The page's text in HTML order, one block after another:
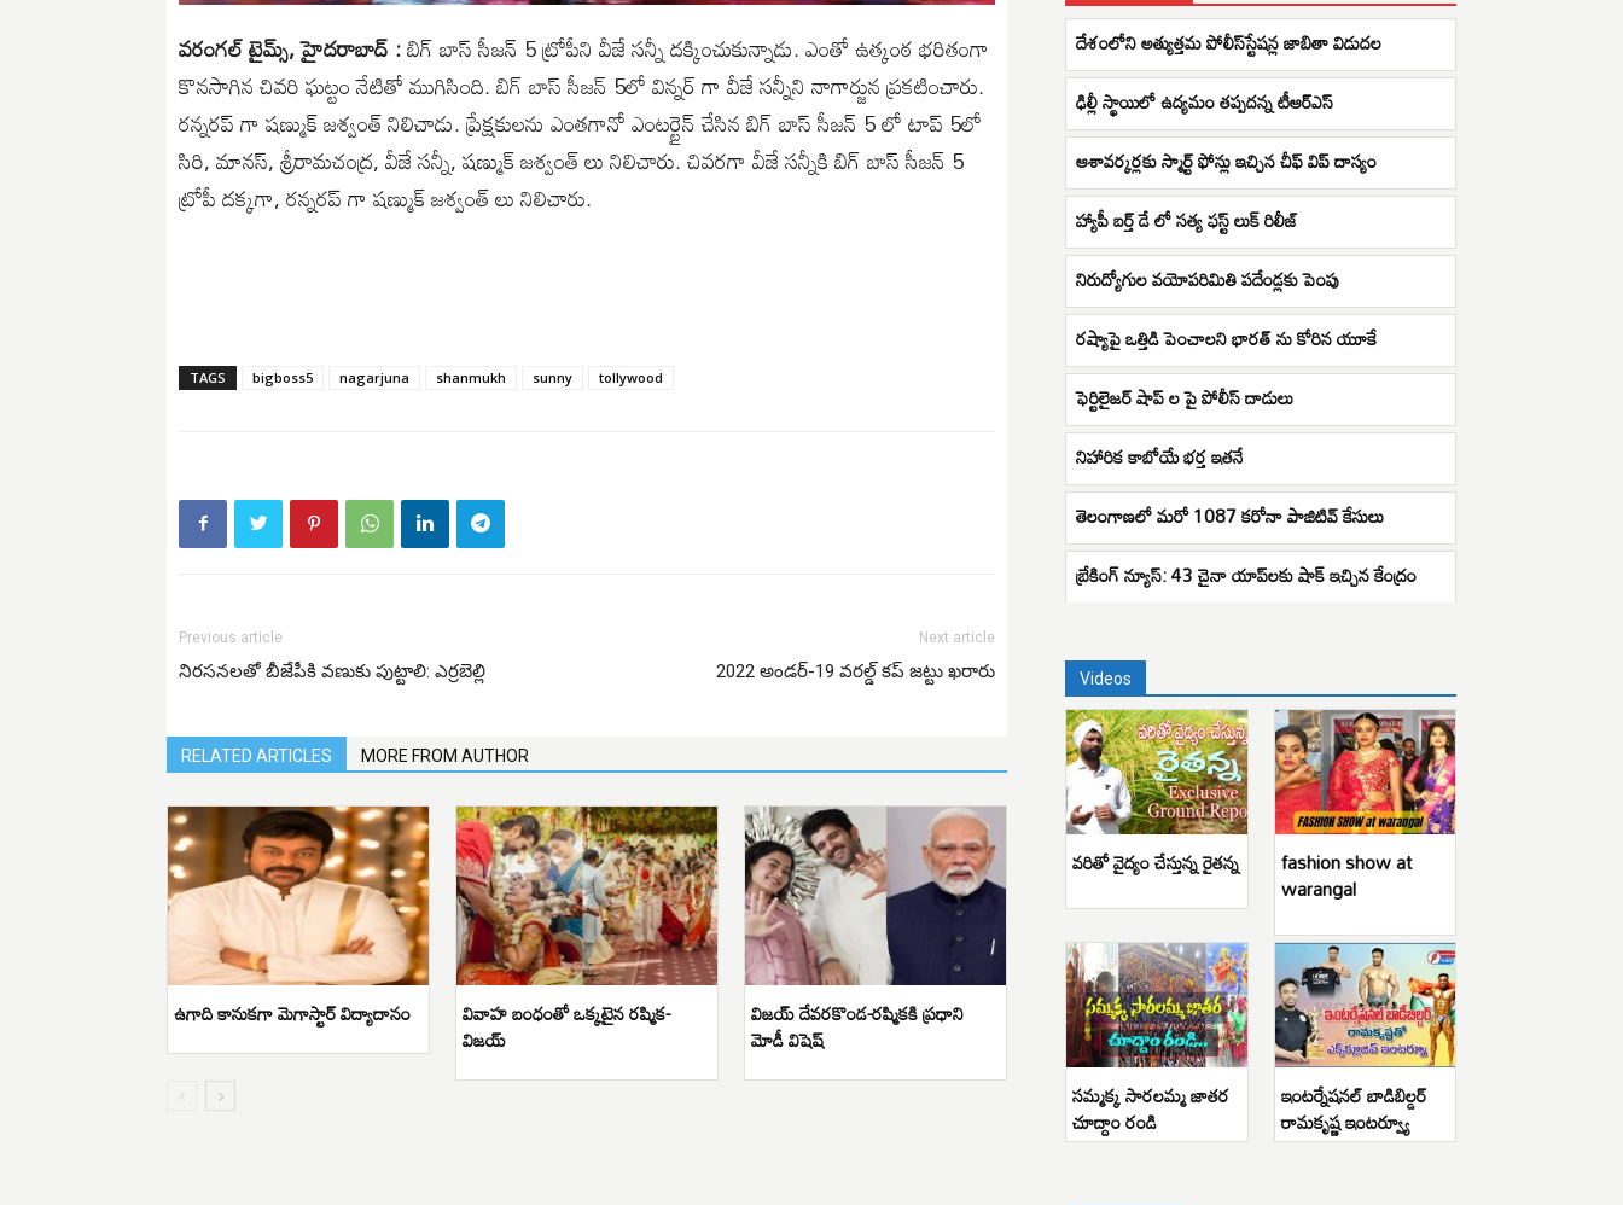
వరంగల్ టైమ్స్, హైదరాబాద్ :బిగ్ బాస్ సీజన్ 5 ట్రోపీని వీజే సన్నీ దక్కించుకున్నాడు. ఎంతో ఉత్కంఠ భరితంగా
కొనసాగిన చివరి ఘట్టం నేటితో ముగిసింది. బిగ్ బాస్ సీజన్ 5లో విన్నర్ గా వీజే సన్నీని నాగార్జున ప్రకటించారు.
రన్నరప్ గా షణ్ముక్ జశ్వంత్ నిలిచాడు. ప్రేక్షకులను ఎంతగానో ఎంటర్టైన్ చేసిన బిగ్ బాస్ సీజన్ 5 లో టాప్ 5లో
సిరి, మానస్, శ్రీరామచంద్ర, వీజే సన్నీ, షణ్ముక్ జశ్వంత్ లు నిలిచారు. చివరగా వీజే సన్నీకి బిగ్ బాస్ సీజన్ 5
ట్రోపీ దక్కగా, రన్నరప్ గా షణ్ముక్ జశ్వంత్ లు నిలిచారు.
TAGS bigboss5 nagarjuna shanmukh sunny tollywood
Previous article
నిర‌స‌నలతో బీజేపీకి వణుకు పుట్టాలి: ఎర్రబెల్లి
Next article
2022 అండర్-19 వరల్డ్ కప్ జట్టు ఖరారు
RELATED ARTICLES MORE FROM AUTHOR
ఉగాది కానుకగా మెగాస్టార్ విద్యాదానం వివాహ బంధంతో ఒక్కటైన రష్మిక-
విజయ్
విజయ్ దేవరకొండ-రష్మికకి ప్రధాని
మోడీ విషెష్
దేశంలోని అత్యుత్తమ పోలీస్‌స్టేషన్ల జాబితా విడుదల
ఢిల్లీ స్థాయిలో ఉద్యమం తప్పదన్న టీఆర్ఎస్
ఆశావర్కర్లకు స్మార్ట్ ఫోన్లు ఇచ్చిన చీఫ్ విప్ దాస్యం
హ్యాపీ బర్త్ డే లో సత్య ఫస్ట్ లుక్ రిలీజ్
నిరుద్యోగుల వయోపరిమితి పదేండ్లకు పెంపు
రష్యాపై ఒత్తిడి పెంచాలని భారత్ ను కోరిన యూకే
ఫెర్టిలైజర్ షాప్ ల పై పోలీస్ దాడులు
నిహారిక కాబోయే భ‌ర్త ఇతనే
తెలంగాణలో మరో 1087 కరోనా పాజిటివ్‌ కేసులు
బ్రేకింగ్ న్యూస్: 43 చైనా యాప్‌లకు షాక్ ఇచ్చిన కేంద్రం
Videos
వరితో వైద్యం చేస్తున్న రైతన్న fashion show at
warangal
సమ్మక్క సారలమ్మ జాతర
చూద్దాం రండి
ఇంటర్నేషనల్ బాడిబిల్డర్
రామకృష్ణ ఇంటర్వ్యూ